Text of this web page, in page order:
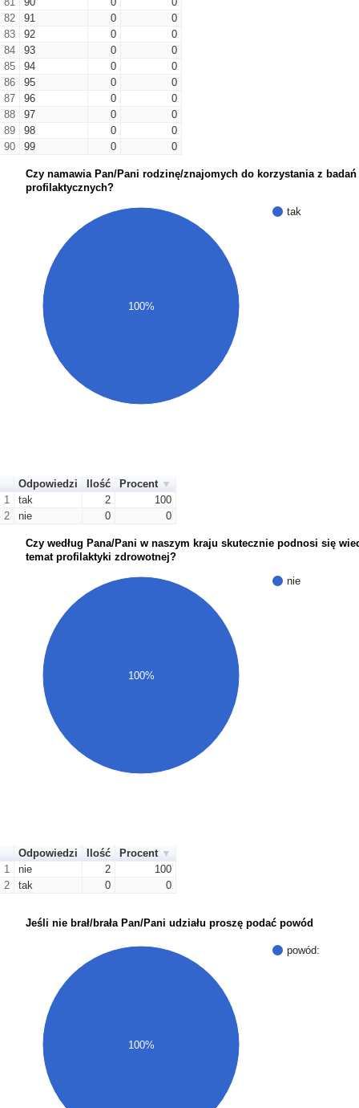
82
91 0
0
83
92 0
0
84
93 0
0
85
94 0
0
86
95 0
0
87
96 0
0
88
97 0
0
89
98 0
0
90
99 0 0
Czy namawia Pan/Pani rodzinę/znajomych do korzystania z badań
profilaktycznych?
tak
100%
Odpowiedzi Ilość
Procent
1
tak 2
100
2
nie 0 0
Czy według Pana/Pani w naszym kraju skutecznie podnosi się
temat profilaktyki zdrowotnej?
nie
100%
Odpowiedzi Ilość
Procent
1
nie 2
100
2
tak 0 0
Jeśli nie brał/brała Pan/Pani udziału proszę podać powód
powód:
100%